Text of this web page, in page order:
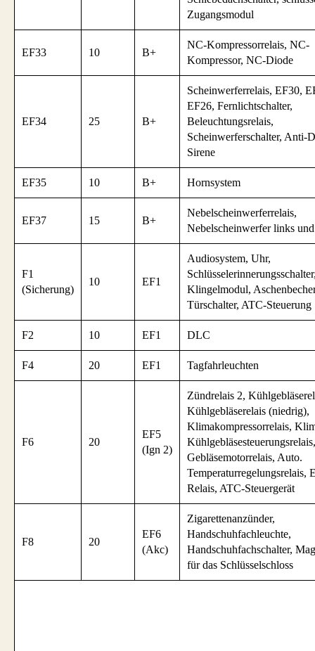
Zugangsmodul
EF33 10 B+
NC-Kompressorrelais, NC-
Kompressor, NC-Diode
EF34 25 B+
Scheinwerferrelais, EF30,
EF26, Fernlichtschalter,
Beleuchtungsrelais,
Scheinwerferschalter, Anti-
Sirene
EF35 10 B+ Hornsystem
EF37 15 B+
Nebelscheinwerferrelais,
Nebelscheinwerfer links
F1
(Sicherung)
10 EF1
Audiosystem, Uhr,
Klingelmodul,
Türschalter, ATC-Steuerung
F2 10 EF1 DLC
F4 20 EF1 Tagfahrleuchten
F6 20
EF5
(Ign 2)
Zündrelais 2,
Kühlgebläserelais (niedrig),
Klimakompressorrelais,
Gebläsemotorrelais, Auto.
Temperaturregelungsrelais,
Relais, ATC-Steuergerät
F8 20
EF6
(Akc)
Zigarettenanzünder,
Handschuhfachleuchte,
Handschuhfachschalter,
für das Schlüsselschloss